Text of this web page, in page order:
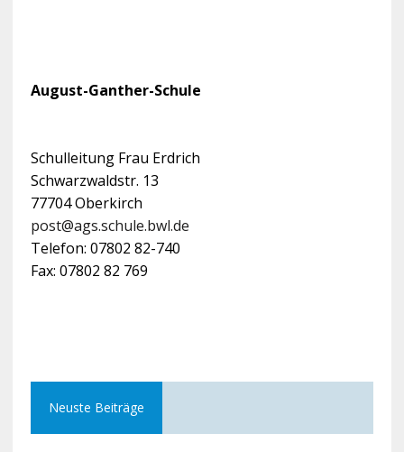
August-Ganther-Schule
Schulleitung Frau Erdrich
Schwarzwaldstr. 13
77704 Oberkirch
post@ags.schule.bwl.de
Telefon: 07802 82-740
Fax: 07802 82 769
Neuste Beiträge